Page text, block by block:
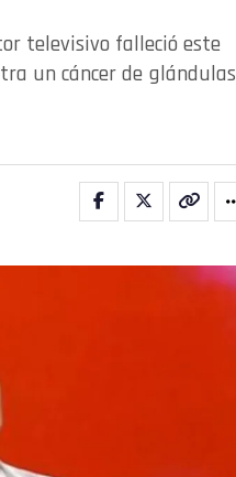
televisivo falleció este
un cáncer de glándulas